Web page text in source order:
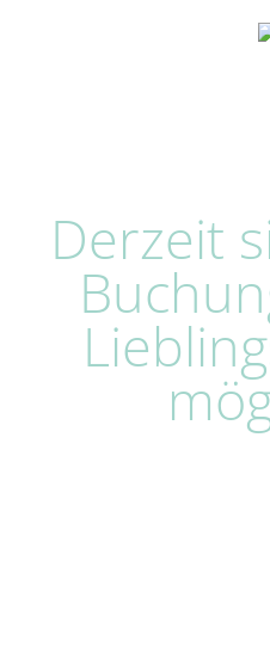
Derzeit